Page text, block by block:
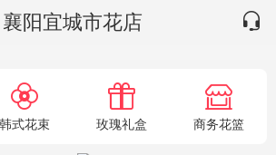
襄阳宜城市花店
韩式花束 玫瑰礼盒 商务花篮